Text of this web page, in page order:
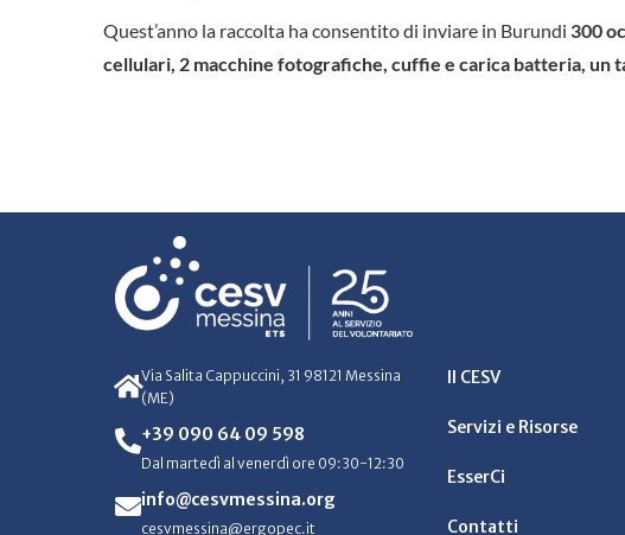
Quest’anno la raccolta ha consentito di inviare in Burundi 300
cellulari, 2 macchine fotografiche, cuffie e carica batteria, un
Via Salita Cappuccini, 31 98121 Messina
(ME)
+39 090 64 09 598
Dal martedì al venerdì ore 09:30-12:30
info@cesvmessina.org
cesvmessina@ergopec.it
Il CESV
Servizi e Risorse
EsserCi
Contatti